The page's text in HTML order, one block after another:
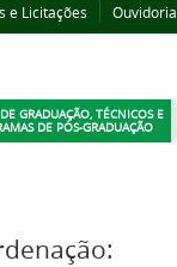
e Licitações Ouvidoria
GRADUAÇÃO, TÉCNICOS E
DE PÓS-GRADUAÇÃO